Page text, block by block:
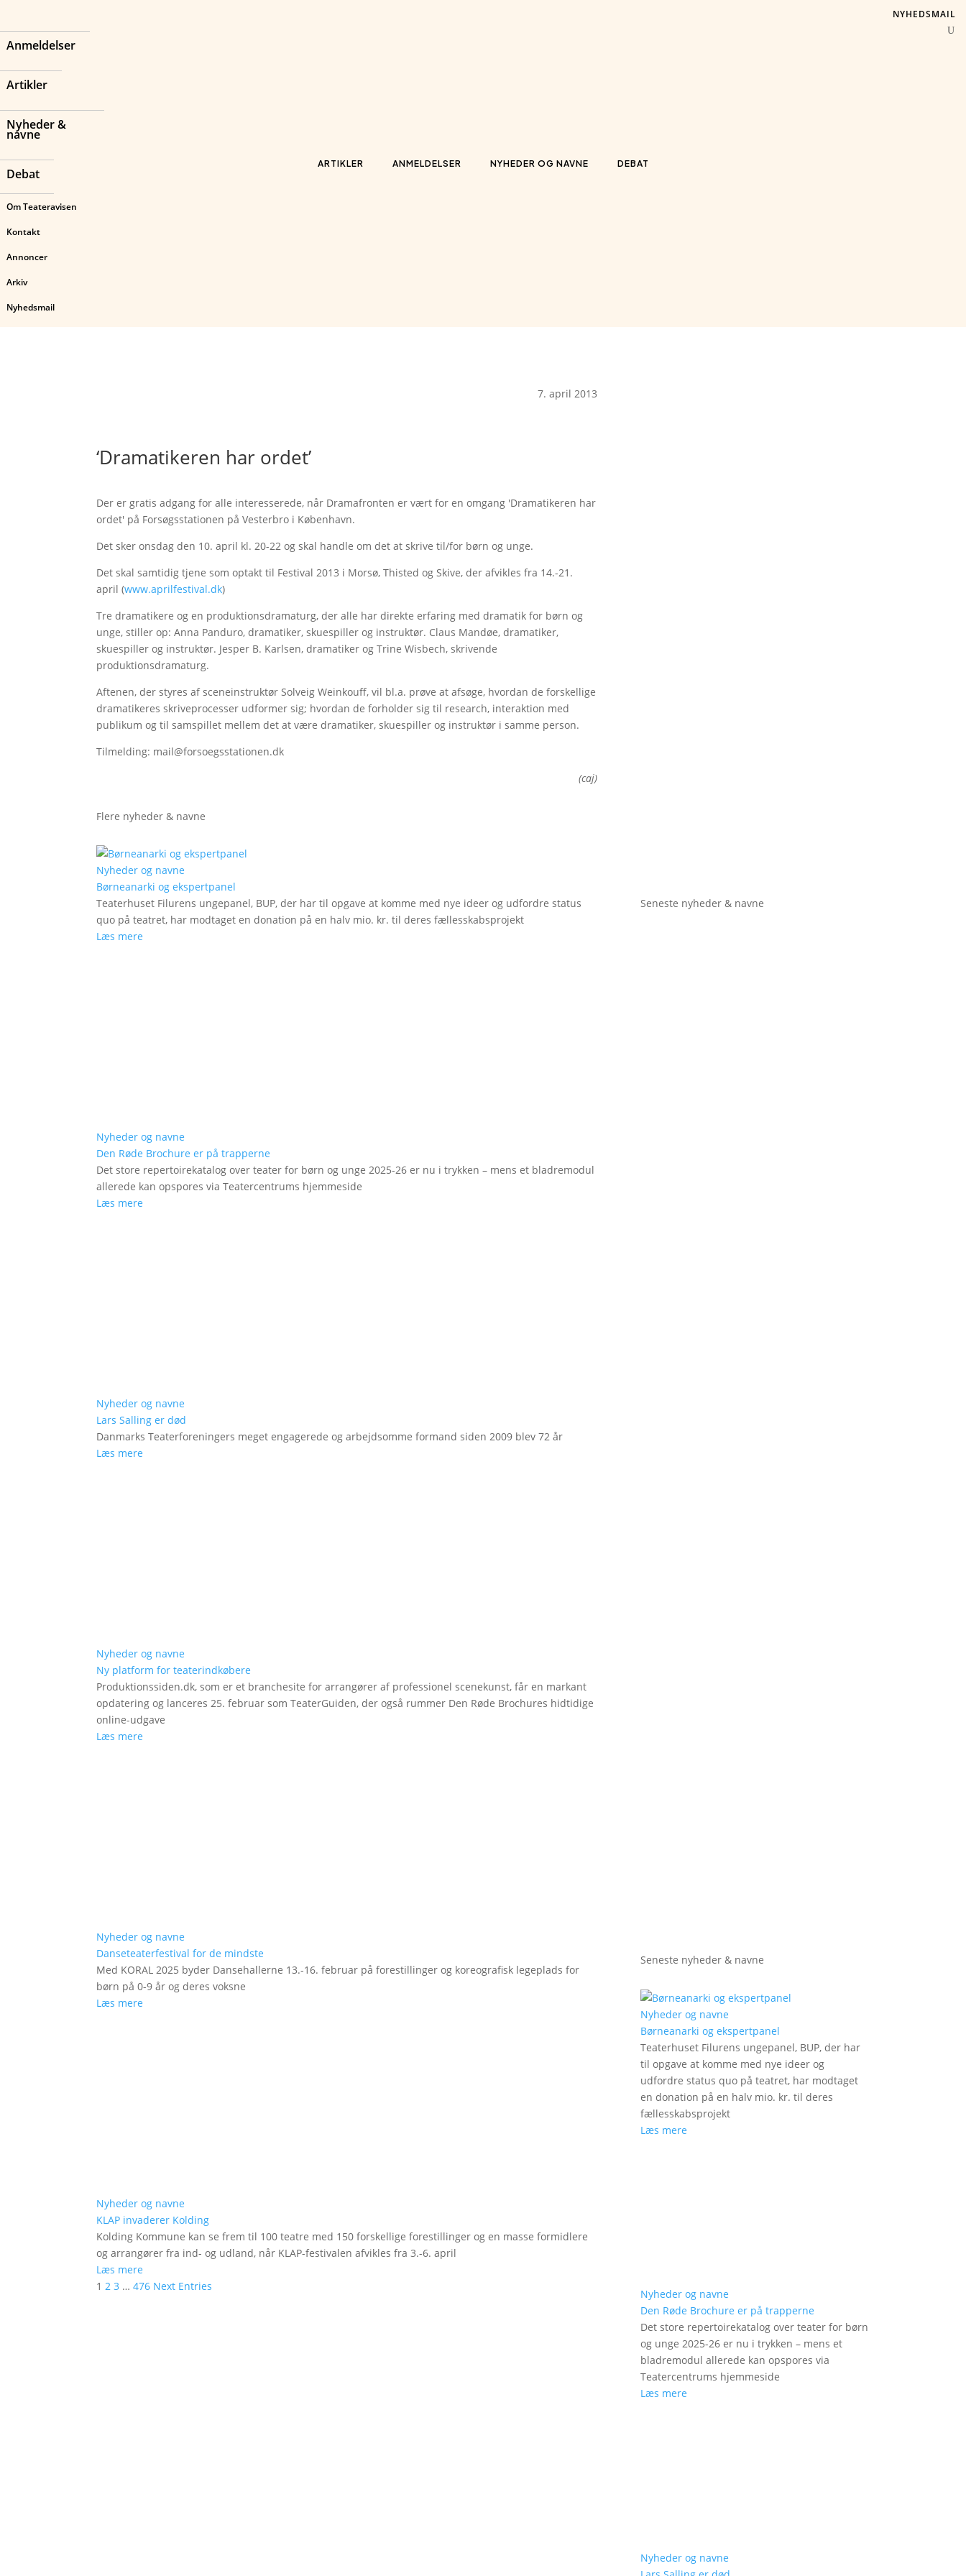
Anmeldelser
Artikler
Nyheder &
navne
Debat
Om Teateravisen
Kontakt
Annoncer
Arkiv
Nyhedsmail
ARTIKLER ANMELDELSER NYHEDER OG NAVNE DEBAT
NYHEDSMAIL
7. april 2013
‘Dramatikeren har ordet’
Der er gratis adgang for alle interesserede, når Dramafronten er vært for en omgang 'Dramatikeren har
ordet' på Forsøgsstationen på Vesterbro i København.
Det sker onsdag den 10. april kl. 20-22 og skal handle om det at skrive til/for børn og unge.
Det skal samtidig tjene som optakt til Festival 2013 i Morsø, Thisted og Skive, der afvikles fra 14.-21.
april (www.aprilfestival.dk)
Tre dramatikere og en produktionsdramaturg, der alle har direkte erfaring med dramatik for børn og
unge, stiller op: Anna Panduro, dramatiker, skuespiller og instruktør. Claus Mandøe, dramatiker,
skuespiller og instruktør. Jesper B. Karlsen, dramatiker og Trine Wisbech, skrivende
produktionsdramaturg.
Aftenen, der styres af sceneinstruktør Solveig Weinkouff, vil bl.a. prøve at afsøge, hvordan de forskellige
dramatikeres skriveprocesser udformer sig; hvordan de forholder sig til research, interaktion med
publikum og til samspillet mellem det at være dramatiker, skuespiller og instruktør i samme person.
Tilmelding: mail@forsoegsstationen.dk
(caj)
Flere nyheder & navne
Nyheder og navne
Børneanarki og ekspertpanel
Teaterhuset Filurens ungepanel, BUP, der har til opgave at komme med nye ideer og udfordre status
quo på teatret, har modtaget en donation på en halv mio. kr. til deres fællesskabsprojekt
Læs mere
Nyheder og navne
Den Røde Brochure er på trapperne
Det store repertoirekatalog over teater for børn og unge 2025-26 er nu i trykken – mens et bladremodul
allerede kan opspores via Teatercentrums hjemmeside
Læs mere
Nyheder og navne
Lars Salling er død
Danmarks Teaterforeningers meget engagerede og arbejdsomme formand siden 2009 blev 72 år
Læs mere
Nyheder og navne
Ny platform for teaterindkøbere
Produktionssiden.dk, som er et branchesite for arrangører af professionel scenekunst, får en markant
opdatering og lanceres 25. februar som TeaterGuiden, der også rummer Den Røde Brochures hidtidige
online-udgave
Læs mere
Nyheder og navne
Danseteaterfestival for de mindste
Med KORAL 2025 byder Dansehallerne 13.-16. februar på forestillinger og koreografisk legeplads for
børn på 0-9 år og deres voksne
Læs mere
Nyheder og navne
KLAP invaderer Kolding
Kolding Kommune kan se frem til 100 teatre med 150 forskellige forestillinger og en masse formidlere
og arrangører fra ind- og udland, når KLAP-festivalen afvikles fra 3.-6. april
Læs mere
1 2 3 … 476 Next Entries
Seneste nyheder & navne
Seneste nyheder & navne
Nyheder og navne
Børneanarki og ekspertpanel
Teaterhuset Filurens ungepanel, BUP, der har
til opgave at komme med nye ideer og
udfordre status quo på teatret, har modtaget
en donation på en halv mio. kr. til deres
fællesskabsprojekt
Læs mere
Nyheder og navne
Den Røde Brochure er på trapperne
Det store repertoirekatalog over teater for børn
og unge 2025-26 er nu i trykken – mens et
bladremodul allerede kan opspores via
Teatercentrums hjemmeside
Læs mere
Nyheder og navne